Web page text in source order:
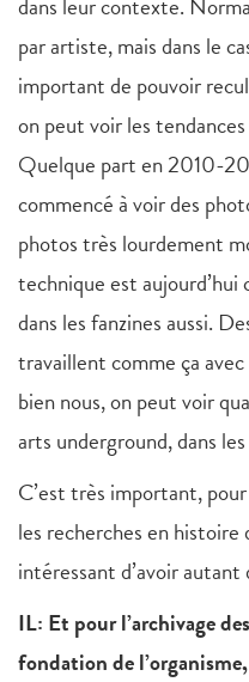
dans leur contexte.
par artiste, mais dans le
important de pouvoir
on peut voir les
Quelque part en 2010-
commencé à voir des
photos très lourdement
technique est
dans les fanzines aussi.
travaillent comme ça
bien nous, on peut voir
arts underground, dans
C’est très important,
les recherches en histoire
intéressant d’avoir
IL: Et pour l’archivage
fondation de